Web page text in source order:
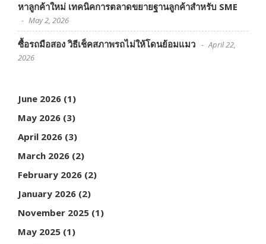
หาลูกค้าใหม่ เทคนิคการตลาดขยายฐานลูกค้าสำหรับ SME
May 2, 2026
ซื้อรถมือสอง วิธีเช็คสภาพรถไม่ให้โดนย้อมแมว
April 22,
2026
June 2026 (1)
May 2026 (3)
April 2026 (3)
March 2026 (2)
February 2026 (2)
January 2026 (2)
November 2025 (1)
May 2025 (1)